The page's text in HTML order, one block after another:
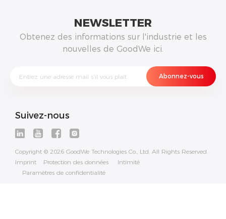
NEWSLETTER
Obtenez des informations sur l'industrie et les
nouvelles de GoodWe ici.
Suivez-nous
Copyright © 2026 GoodWe Technologies Co., Ltd. All Rights Reserved.
Imprint
Protection des données
Intimité
Paramètres de confidentialité